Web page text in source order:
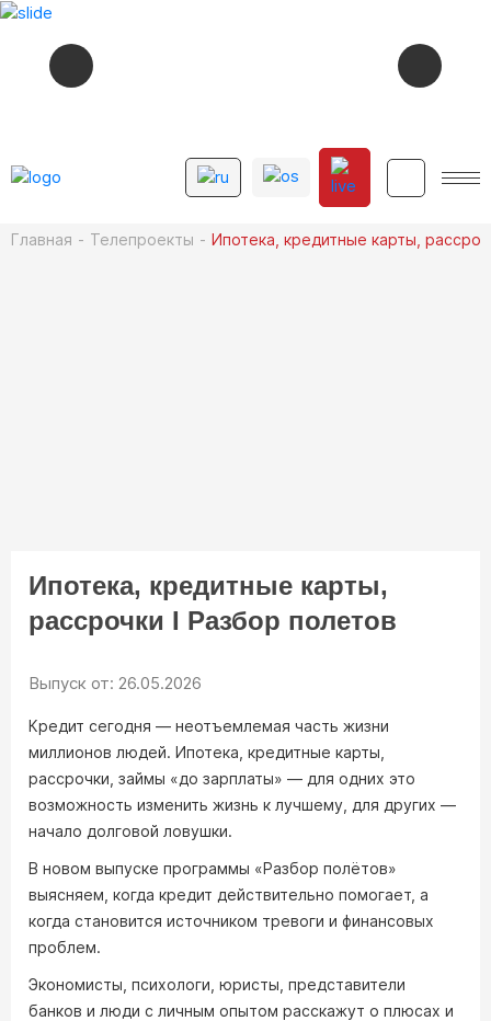
БОЛЬШЕ, ЧЕМ ВРАЧ (1-4 СЕРИЯ)
Главная Телепроекты Ипотека, кредитные карты,
Ипотека, кредитные карты,
рассрочки I Разбор полетов
Выпуск от: 26.05.2026
Кредит сегодня — неотъемлемая часть жизни
миллионов людей. Ипотека, кредитные карты,
рассрочки, займы «до зарплаты» — для одних это
возможность изменить жизнь к лучшему, для других —
начало долговой ловушки.
В новом выпуске программы «Разбор полётов»
выясняем, когда кредит действительно помогает, а
когда становится источником тревоги и финансовых
проблем.
Экономисты, психологи, юристы, представители
банков и люди с личным опытом расскажут о плюсах и